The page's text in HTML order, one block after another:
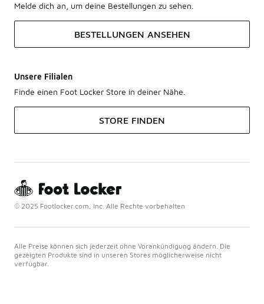
Melde dich an, um deine Bestellungen zu sehen.
BESTELLUNGEN ANSEHEN
Unsere Filialen
Finde einen Foot Locker Store in deiner Nähe.
STORE FINDEN
© 2025 Footlocker.com, Inc. Alle Rechte vorbehalten
Alle Preise können sich jederzeit ohne Vorankündigung ändern. Die
gezeigten Produkte sind in unseren Stores möglicherweise nicht
verfügbar.